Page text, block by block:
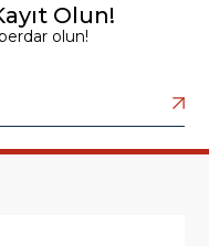
Olun!
olun!